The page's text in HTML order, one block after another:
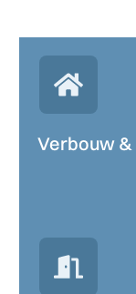
Verbouw